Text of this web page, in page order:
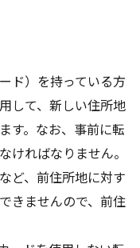
ド）を持っている方
して、新しい住所地
す。なお、事前に転
ければなりません。
ど、前住所地に対す
きませんので、前住